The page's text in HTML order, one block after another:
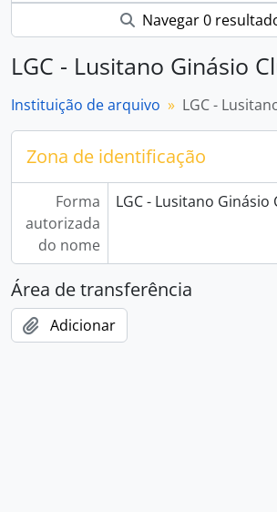
Navegar 0
LGC - Lusitano Ginásio
Instituição de arquivo LGC -
Zona de identificação
Forma
autorizada
do nome
LGC - Lusitano Ginásio
Área de transferência
Adicionar